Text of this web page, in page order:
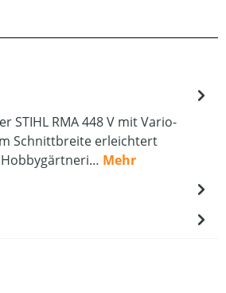
STIHL RMA 448 V mit Vario-
Schnittbreite erleichtert
Mehr